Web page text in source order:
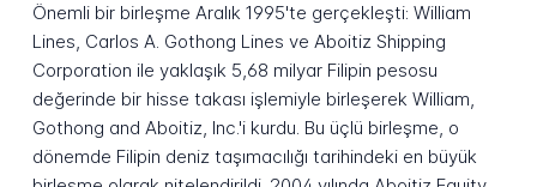
Önemli bir birleşme Aralık 1995'te gerçekleşti: William
Lines, Carlos A. Gothong Lines ve Aboitiz Shipping
Corporation ile yaklaşık 5,68 milyar Filipin pesosu
değerinde bir hisse takası işlemiyle birleşerek William,
Gothong and Aboitiz, Inc.'i kurdu. Bu üçlü birleşme, o
dönemde Filipin deniz taşımacılığı tarihindeki en büyük